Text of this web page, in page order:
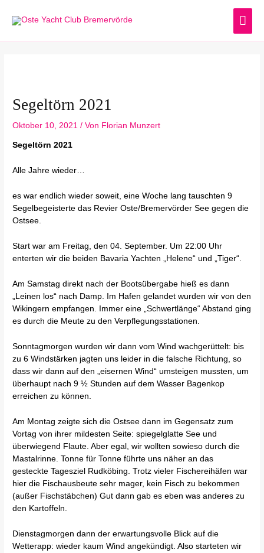
Inhalt
Segeltörn 2021
Oktober 10, 2021/ Von Florian Munzert
Segeltörn 2021
Alle Jahre wieder…
es war endlich wieder soweit, eine Woche lang tauschten 9
Segelbegeisterte das Revier Oste/Bremervörder See gegen die
Ostsee.
Start war am Freitag, den 04. September. Um 22:00 Uhr
enterten wir die beiden Bavaria Yachten „Helene“ und „Tiger“.
Am Samstag direkt nach der Bootsübergabe hieß es dann
„Leinen los“ nach Damp. Im Hafen gelandet wurden wir von den
Wikingern empfangen. Immer eine „Schwertlänge“ Abstand ging
es durch die Meute zu den Verpflegungsstationen.
Sonntagmorgen wurden wir dann vom Wind wachgerüttelt: bis
zu 6 Windstärken jagten uns leider in die falsche Richtung, so
dass wir dann auf den „eisernen Wind“ umsteigen mussten, um
überhaupt nach 9 ½ Stunden auf dem Wasser Bagenkop
erreichen zu können.
Am Montag zeigte sich die Ostsee dann im Gegensatz zum
Vortag von ihrer mildesten Seite: spiegelglatte See und
überwiegend Flaute. Aber egal, wir wollten sowieso durch die
Mastalrinne. Tonne für Tonne führte uns näher an das
gesteckte Tagesziel Rudköbing. Trotz vieler Fischereihäfen war
hier die Fischausbeute sehr mager, kein Fisch zu bekommen
(außer Fischstäbchen) Gut dann gab es eben was anderes zu
den Kartoffeln.
Dienstagmorgen dann der erwartungsvolle Blick auf die
Wetterapp: wieder kaum Wind angekündigt. Also starteten wir